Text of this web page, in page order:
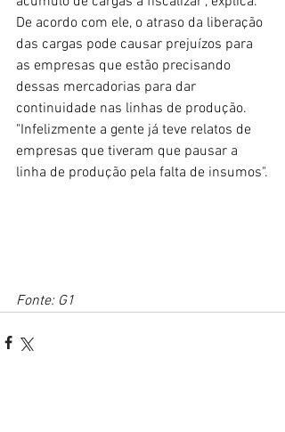
De acordo com ele, o atraso da liberação
das cargas pode causar prejuízos para
as empresas que estão precisando
dessas mercadorias para dar
continuidade nas linhas de produção.
"Infelizmente a gente já teve relatos de
empresas que tiveram que pausar a
linha de produção pela falta de insumos".
Fonte: G1